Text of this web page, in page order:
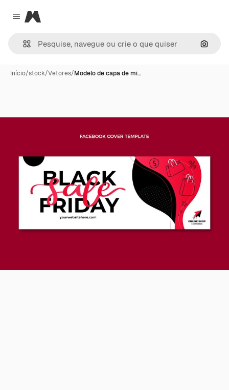
Close menu
Magnific
Início/stock/Vetores/Modelo de capa de mí…